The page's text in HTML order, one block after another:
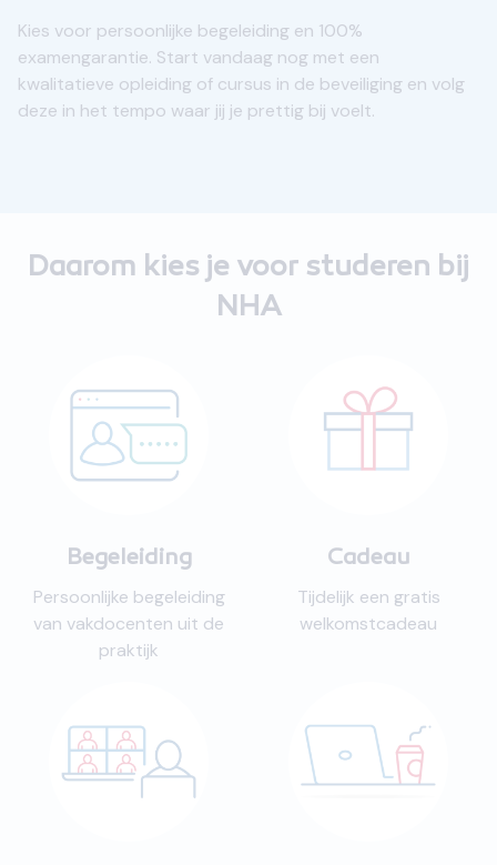
Kies voor persoonlijke begeleiding en 100%
examengarantie. Start vandaag nog met een
kwalitatieve opleiding of cursus in de beveiliging en volg
deze in het tempo waar jij je prettig bij voelt.
Daarom kies je voor studeren bij
NHA
Begeleiding
Persoonlijke begeleiding
van vakdocenten uit de
praktijk
Cadeau
Tijdelijk een gratis
welkomstcadeau